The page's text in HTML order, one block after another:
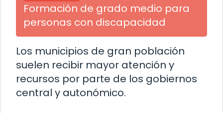
Formación de grado medio para
personas con discapacidad
Los municipios de gran población
suelen recibir mayor atención y
recursos por parte de los gobiernos
central y autonómico.